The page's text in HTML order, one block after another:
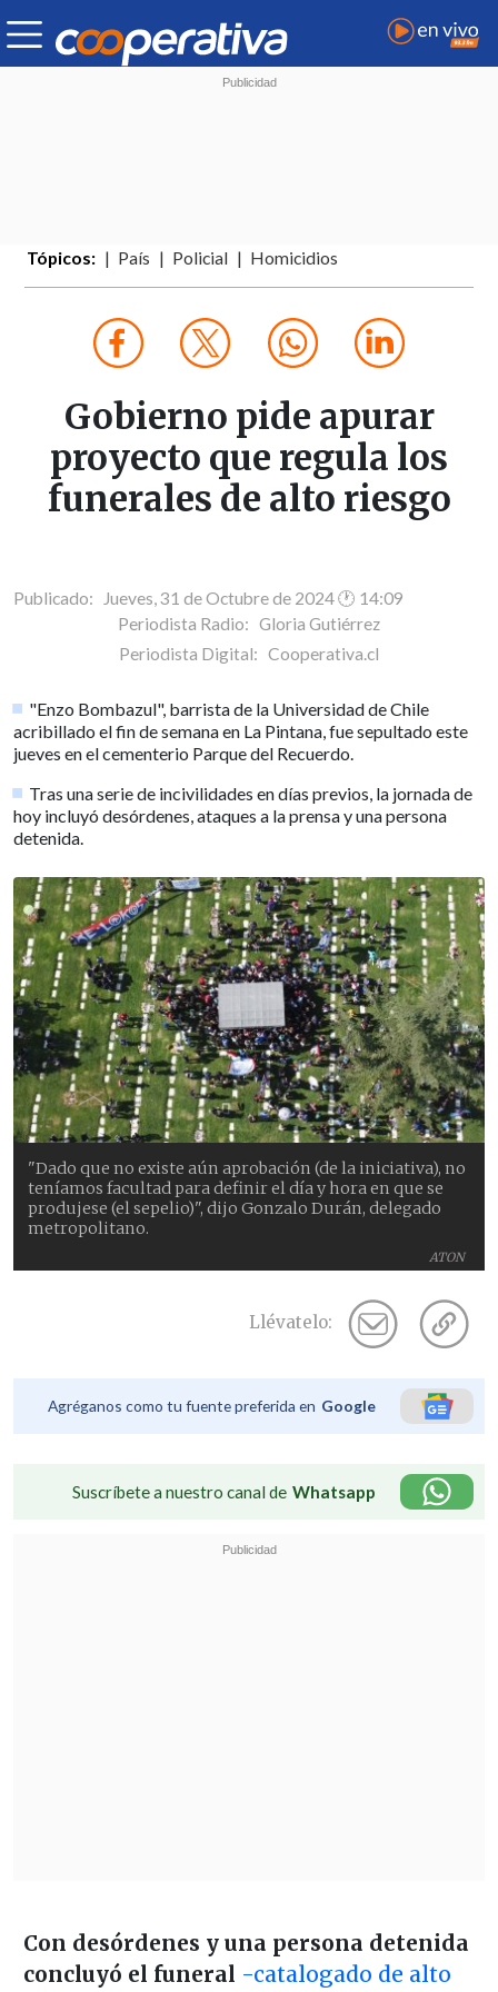
Tópicos: País Policial Homicidios
Gobierno pide apurar
proyecto que regula los
funerales de alto riesgo
Publicado: Jueves, 31 de Octubre de 2024 🕐 14:09
Periodista Radio: Gloria Gutiérrez
Periodista Digital: Cooperativa.cl
"Enzo Bombazul", barrista de la Universidad de Chile
acribillado el fin de semana en La Pintana, fue sepultado este
jueves en el cementerio Parque del Recuerdo.
Tras una serie de incivilidades en días previos, la jornada de
hoy incluyó desórdenes, ataques a la prensa y una persona
detenida.
ATON
"Dado que no existe aún aprobación (de la iniciativa), no
teníamos facultad para definir el día y hora en que se
produjese (el sepelio)", dijo Gonzalo Durán, delegado
metropolitano.
Llévatelo:
Agréganos como tu fuente preferida en Google
Suscríbete a nuestro canal de Whatsapp
Con desórdenes y una persona detenida
concluyó el funeral -catalogado de alto